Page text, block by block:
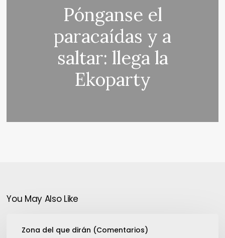
Pónganse el
paracaídas y a
saltar: llega la
Ekoparty
You May Also Like
Zona del que dirán (Comentarios)
nuevos